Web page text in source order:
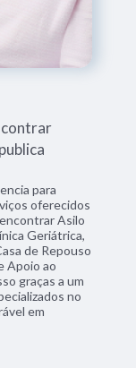
para
oferecidos
Asilo
Geriátrica,
de Repouso
Apoio ao
graças a um
no
em